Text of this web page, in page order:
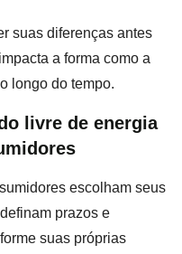
suas diferenças antes
a forma como a
longo do tempo.
livre de energia
escolham seus
prazos e
suas próprias